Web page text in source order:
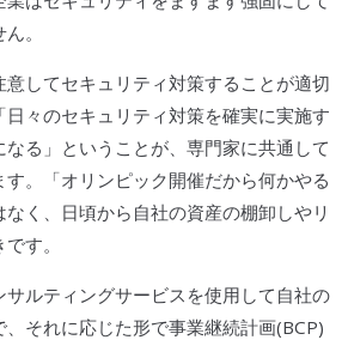
。
してセキュリティ対策することが適切
々のセキュリティ対策を確実に実施す
る」ということが、専門家に共通して
。「オリンピック開催だから何かやる
く、日頃から自社の資産の棚卸しやリ
す。
サルティングサービスを使用して自社の
それに応じた形で事業継続計画(BCP)